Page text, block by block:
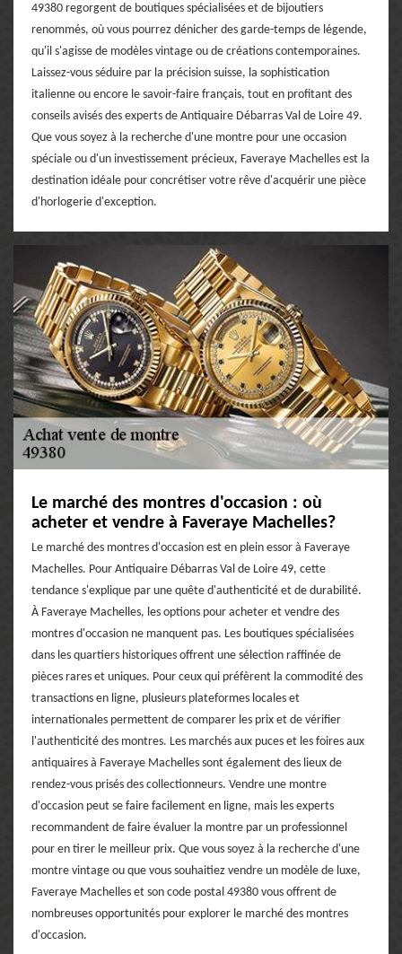
49380 regorgent de boutiques spécialisées et de bijoutiers
renommés, où vous pourrez dénicher des garde-temps de légende,
qu'il s'agisse de modèles vintage ou de créations contemporaines.
Laissez-vous séduire par la précision suisse, la sophistication
italienne ou encore le savoir-faire français, tout en profitant des
conseils avisés des experts de Antiquaire Débarras Val de Loire 49.
Que vous soyez à la recherche d'une montre pour une occasion
spéciale ou d'un investissement précieux, Faveraye Machelles est la
destination idéale pour concrétiser votre rêve d'acquérir une pièce
d'horlogerie d'exception.
Le marché des montres d'occasion : où
acheter et vendre à Faveraye Machelles?
Le marché des montres d'occasion est en plein essor à Faveraye
Machelles. Pour Antiquaire Débarras Val de Loire 49, cette
tendance s'explique par une quête d'authenticité et de durabilité.
À Faveraye Machelles, les options pour acheter et vendre des
montres d'occasion ne manquent pas. Les boutiques spécialisées
dans les quartiers historiques offrent une sélection raffinée de
pièces rares et uniques. Pour ceux qui préfèrent la commodité des
transactions en ligne, plusieurs plateformes locales et
internationales permettent de comparer les prix et de vérifier
l'authenticité des montres. Les marchés aux puces et les foires aux
antiquaires à Faveraye Machelles sont également des lieux de
rendez-vous prisés des collectionneurs. Vendre une montre
d'occasion peut se faire facilement en ligne, mais les experts
recommandent de faire évaluer la montre par un professionnel
pour en tirer le meilleur prix. Que vous soyez à la recherche d'une
montre vintage ou que vous souhaitiez vendre un modèle de luxe,
Faveraye Machelles et son code postal 49380 vous offrent de
nombreuses opportunités pour explorer le marché des montres
d'occasion.